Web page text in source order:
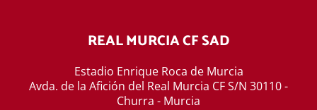
REAL MURCIA CF SAD
Estadio Enrique Roca de Murcia
Avda. de la Afición del Real Murcia CF S/N 30110 -
Churra - Murcia